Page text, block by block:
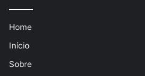
Home
Início
Sobre